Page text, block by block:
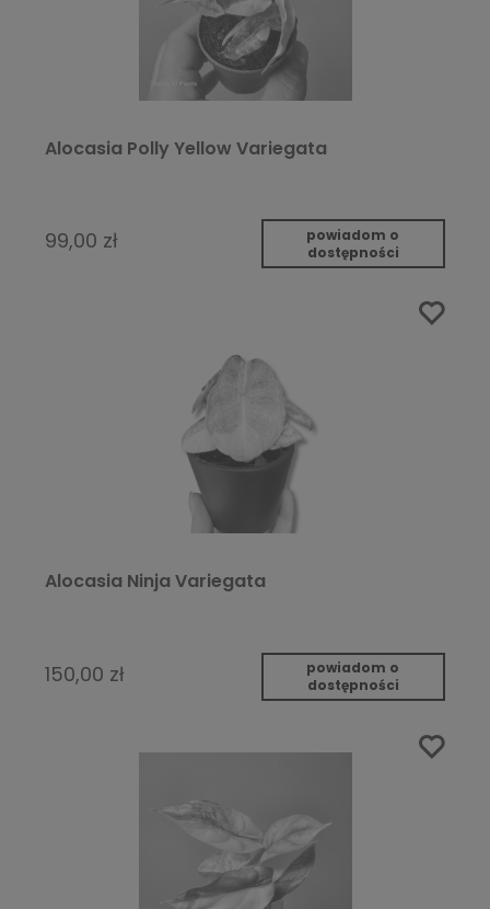
Alocasia Polly Yellow Variegata
99,00 zł
powiadom o
dostępności
Alocasia Ninja Variegata
150,00 zł
powiadom o
dostępności